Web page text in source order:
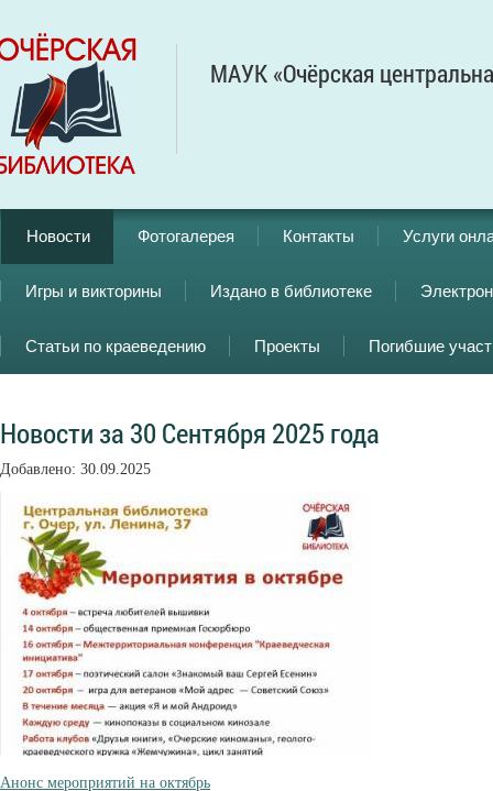
МАУК «Очёрская
Новости Фотогалерея Контакты Услуги
Игры и викторины Издано в библиотеке
Статьи по краеведению Проекты Погибшие
Новости за 30 Сентября 2025 года
Добавлено: 30.09.2025
Анонс мероприятий на октябрь